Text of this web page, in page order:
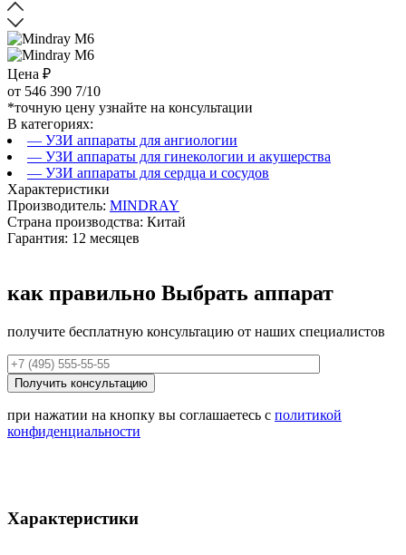
Цена ₽
от 546 390 7/10
*точную цену узнайте на консультации
В категориях:
— УЗИ аппараты для ангиологии
— УЗИ аппараты для гинекологии и акушерства
— УЗИ аппараты для сердца и сосудов
Характеристики
Производитель: MINDRAY
Страна производства: Китай
Гарантия: 12 месяцев
как правильно Выбрать аппарат
получите бесплатную консультацию от наших специалистов
при нажатии на кнопку вы соглашаетесь с политикой
конфиденциальности
Характеристики